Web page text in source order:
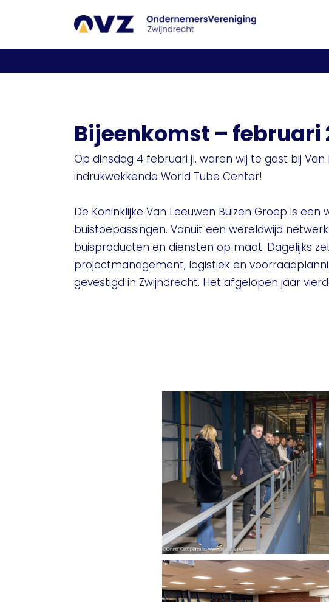
Bijeenkomst – februari
Op dinsdag 4 februari jl. waren wij te gast bij
indrukwekkende World Tube Center!
De Koninklijke Van Leeuwen Buizen Groep is
buistoepassingen. Vanuit een wereldwijd
buisproducten en diensten op maat. Dagelijks
projectmanagement, logistiek en
gevestigd in Zwijndrecht. Het afgelopen jaar